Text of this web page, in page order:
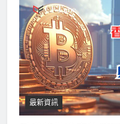
最新資訊